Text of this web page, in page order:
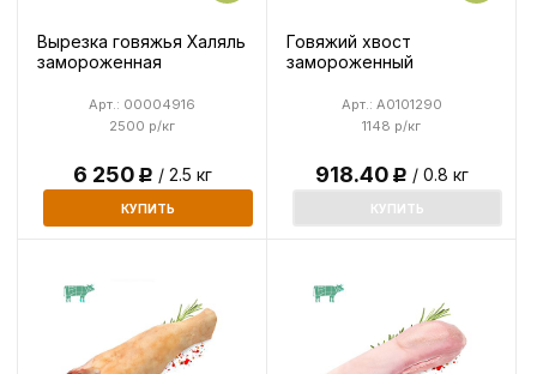
Вырезка говяжья Халяль
замороженная
2500 р/кг
Арт.: 00004916
6 250Р / 2.5 кг
КУПИТЬ
Говяжий хвост
замороженный
1148 р/кг
Арт.: A0101290
918.40Р / 0.8 кг
КУПИТЬ